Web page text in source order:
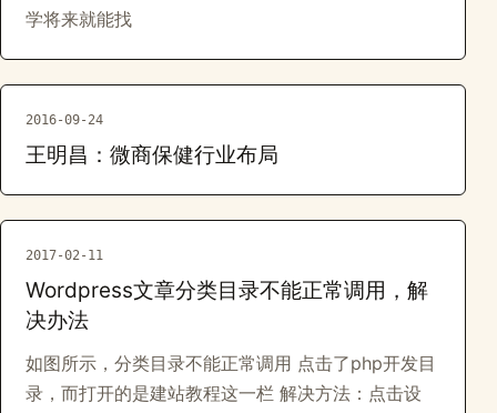
学将来就能找
2016-09-24
王明昌：微商保健行业布局
2017-02-11
Wordpress文章分类目录不能正常调用，解
决办法
如图所示，分类目录不能正常调用 点击了php开发目
录，而打开的是建站教程这一栏 解决方法：点击设